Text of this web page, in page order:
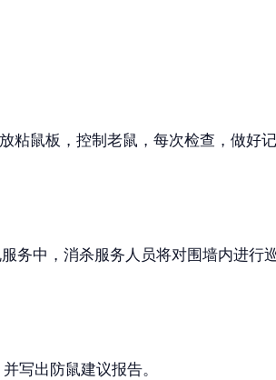
粘鼠板，控制老鼠，每次检查，做好
务中，消杀服务人员将对围墙内进行
写出防鼠建议报告。